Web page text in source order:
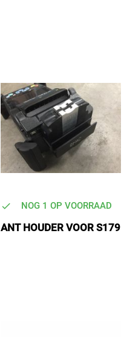
NOG 1 OP VOORRAAD
ANT HOUDER VOOR S179